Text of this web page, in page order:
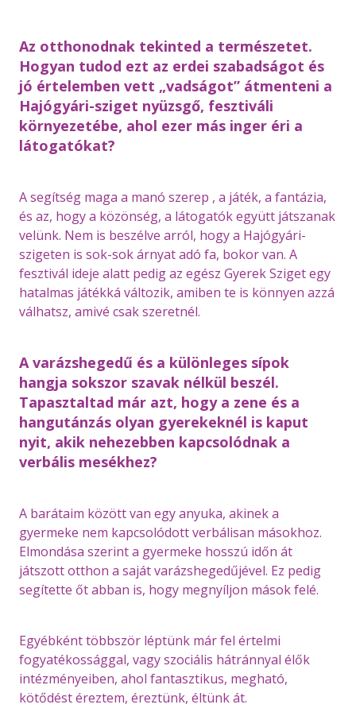
Az otthonodnak tekinted a természetet.
Hogyan tudod ezt az erdei szabadságot és
jó értelemben vett „vadságot” átmenteni a
Hajógyári-sziget nyüzsgő, fesztiváli
környezetébe, ahol ezer más inger éri a
látogatókat?
A segítség maga a manó szerep , a játék, a fantázia,
és az, hogy a közönség, a látogatók együtt játszanak
velünk. Nem is beszélve arról, hogy a Hajógyári-
szigeten is sok-sok árnyat adó fa, bokor van. A
fesztivál ideje alatt pedig az egész Gyerek Sziget egy
hatalmas játékká változik, amiben te is könnyen azzá
válhatsz, amivé csak szeretnél.
A varázshegedű és a különleges sípok
hangja sokszor szavak nélkül beszél.
Tapasztaltad már azt, hogy a zene és a
hangutánzás olyan gyerekeknél is kaput
nyit, akik nehezebben kapcsolódnak a
verbális mesékhez?
A barátaim között van egy anyuka, akinek a
gyermeke nem kapcsolódott verbálisan másokhoz.
Elmondása szerint a gyermeke hosszú időn át
játszott otthon a saját varázshegedűjével. Ez pedig
segítette őt abban is, hogy megnyíljon mások felé.
Egyébként többször léptünk már fel értelmi
fogyatékossággal, vagy szociális hátránnyal élők
intézményeiben, ahol fantasztikus, megható,
kötődést éreztem, éreztünk, éltünk át.